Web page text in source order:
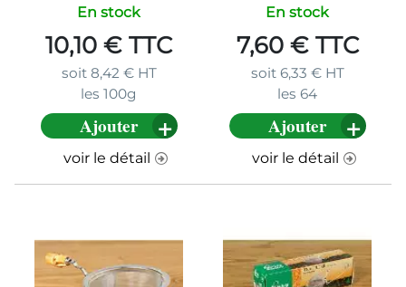
En stock
10,10 € TTC
soit 8,42 €HT
les 100g
Ajouter
voir le détail
En stock
7,60 €TTC
soit 6,33 €HT
les 64
Ajouter
voir le détail